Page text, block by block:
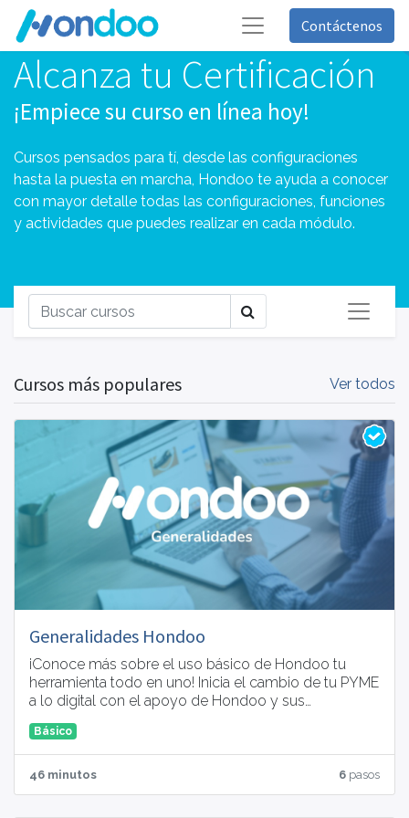
Contáctenos
Alcanza tu Certificación
¡Empiece su curso en línea hoy!
Cursos pensados para tí, desde las configuraciones
hasta la puesta en marcha, Hondoo te ayuda a conocer
con mayor detalle todas las configuraciones, funciones
y actividades que puedes realizar en cada módulo.
Ver todos
Cursos más populares
Generalidades Hondoo
¡Conoce más sobre el uso básico de Hondoo tu
herramienta todo en uno! Inicia el cambio de tu PYME
a lo digital con el apoyo de Hondoo y sus
certificaciones.
Básico
46 minutos 6 pasos